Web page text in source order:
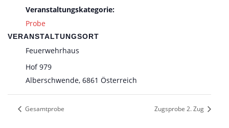
Veranstaltungskategorie:
Probe
VERANSTALTUNGSORT
Feuerwehrhaus
Hof 979
Alberschwende, 6861 Österreich
Gesamtprobe Zugsprobe 2. Zug